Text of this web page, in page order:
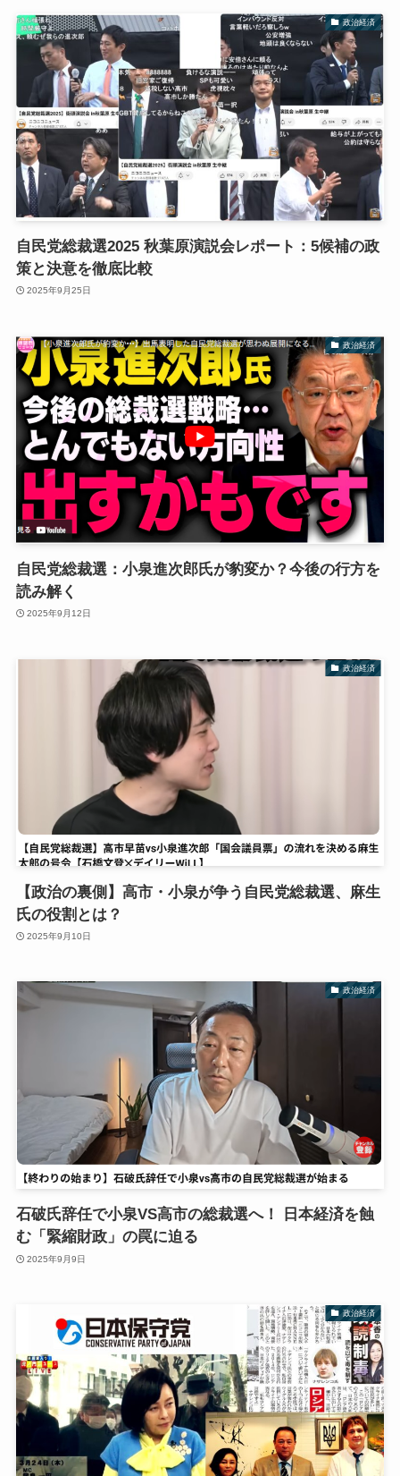
政治経済
自民党総裁選2025 秋葉原演説会レポート：5候補の政
策と決意を徹底比較
2025年9月25日
政治経済
自民党総裁選：小泉進次郎氏が豹変か？今後の行方を
読み解く
2025年9月12日
政治経済
【政治の裏側】高市・小泉が争う自民党総裁選、麻生
氏の役割とは？
2025年9月10日
政治経済
石破氏辞任で小泉VS高市の総裁選へ！ 日本経済を蝕
む「緊縮財政」の罠に迫る
2025年9月9日
政治経済